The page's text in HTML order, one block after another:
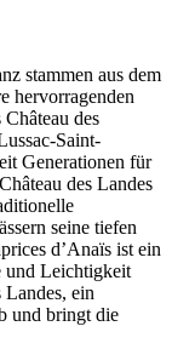
stammen aus dem
hervorragenden
des
Saint-
Generationen für
des Landes
seine tiefen
d’Anaïs ist ein
und Leichtigkeit
ein
und bringt die